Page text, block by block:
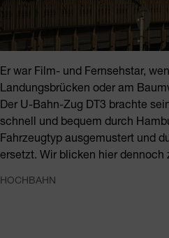
Er war Film- und Fernsehstar,
Landungsbrücken oder am
Der U-Bahn-Zug DT3 brachte
schnell und bequem durch
Fahrzeugtyp ausgemustert und
ersetzt. Wir blicken hier dennoch
HOCHBAHN